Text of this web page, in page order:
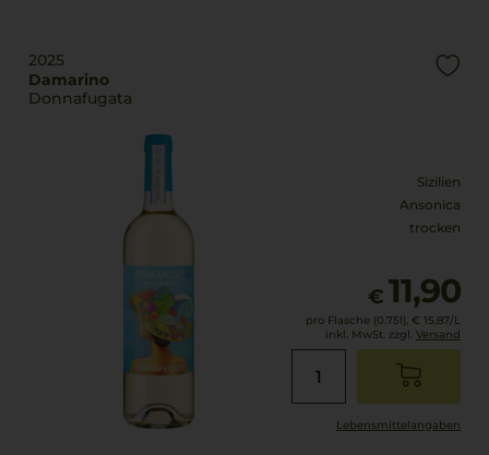
2025
Damarino
Donnafugata
Sizilien
Ansonica
trocken
€ 11,90
pro Flasche (0.75l), € 15,87/L
inkl. MwSt. zzgl. Versand
Lebensmittel­angaben